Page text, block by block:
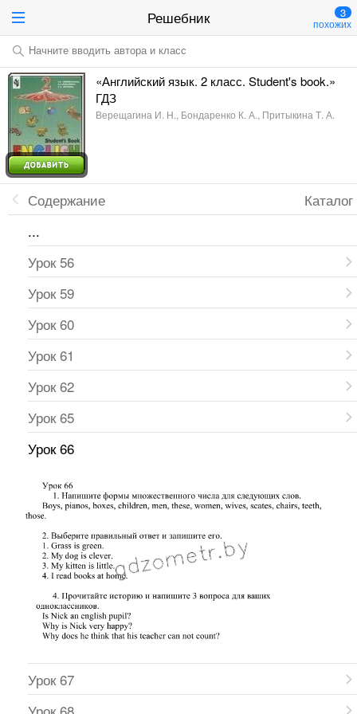
Решебник 3
похожих
Начните вводить автора и класс
«Английский язык. 2 класс. Student's book.»
ГДЗ
Верещагина И. Н., Бондаренко К. А., Притыкина Т. А.
Каталог
Содержание
...
Урок 56
Урок 59
Урок 60
Урок 61
Урок 62
Урок 65
Урок 66
Урок 67